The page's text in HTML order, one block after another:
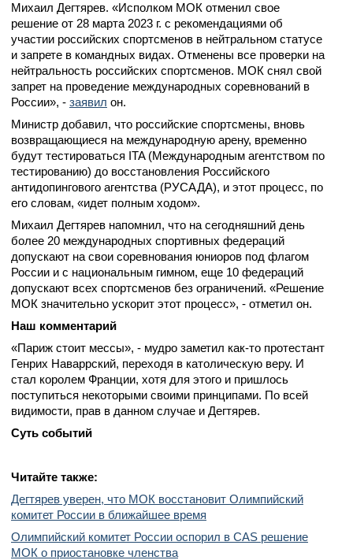
Михаил Дегтярев. «Исполком МОК отменил свое
решение от 28 марта 2023 г. с рекомендациями об
участии российских спортсменов в нейтральном статусе
и запрете в командных видах. Отменены все проверки на
нейтральность российских спортсменов. МОК снял свой
запрет на проведение международных соревнований в
России», - заявил он.
Министр добавил, что российские спортсмены, вновь
возвращающиеся на международную арену, временно
будут тестироваться ITA (Международным агентством по
тестированию) до восстановления Российского
антидопингового агентства (РУСАДА), и этот процесс, по
его словам, «идет полным ходом».
Михаил Дегтярев напомнил, что на сегодняшний день
более 20 международных спортивных федераций
допускают на свои соревнования юниоров под флагом
России и с национальным гимном, еще 10 федераций
допускают всех спортсменов без ограничений. «Решение
МОК значительно ускорит этот процесс», - отметил он.
Наш комментарий
«Париж стоит мессы», - мудро заметил как-то протестант
Генрих Наваррский, переходя в католическую веру. И
стал королем Франции, хотя для этого и пришлось
поступиться некоторыми своими принципами. По всей
видимости, прав в данном случае и Дегтярев.
Суть событий
Читайте также:
Дегтярев уверен, что МОК восстановит Олимпийский
комитет России в ближайшее время
Олимпийский комитет России оспорил в CAS решение
МОК о приостановке членства